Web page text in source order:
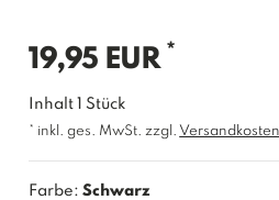
19,95 EUR *
Inhalt1Stück
* inkl. ges. MwSt. zzgl. Versandkosten
Farbe:Schwarz